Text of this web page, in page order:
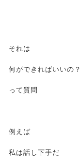
それは
何ができればいいの？
って質問
例えば
私は話し下手だ